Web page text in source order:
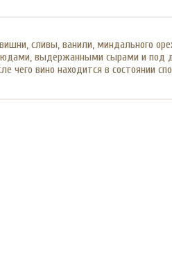
сливы, ванили, миндального
выдержанными сырами и под
чего вино находится в состоянии